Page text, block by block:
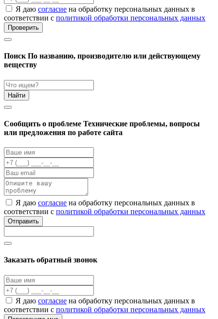
Я даю согласие на обработку персональных данных в
соответствии с политикой обработки персональных данных
Проверить
Поиск По названию, производителю или действующему
веществу
Найти
Cообщить о проблеме Технические проблемы, вопросы
или предложения по работе сайта
Я даю согласие на обработку персональных данных в
соответствии с политикой обработки персональных данных
Отправить
Заказать обратный звонок
Я даю согласие на обработку персональных данных в
соответствии с политикой обработки персональных данных